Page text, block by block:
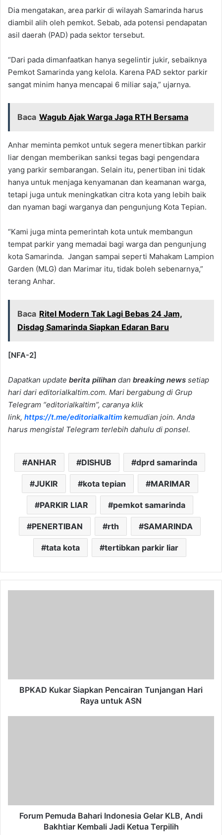
Dia mengatakan, area parkir di wilayah Samarinda harus
diambil alih oleh pemkot. Sebab, ada potensi pendapatan
asil daerah (PAD) pada sektor tersebut.
“Dari pada dimanfaatkan hanya segelintir jukir, sebaiknya
Pemkot Samarinda yang kelola. Karena PAD sektor parkir
sangat minim hanya mencapai 6 miliar saja,” ujarnya.
Baca Wagub Ajak Warga Jaga RTH Bersama
Anhar meminta pemkot untuk segera menertibkan parkir
liar dengan memberikan sanksi tegas bagi pengendara
yang parkir sembarangan. Selain itu, penertiban ini tidak
hanya untuk menjaga kenyamanan dan keamanan warga,
tetapi juga untuk meningkatkan citra kota yang lebih baik
dan nyaman bagi warganya dan pengunjung Kota Tepian.
“Kami juga minta pemerintah kota untuk membangun
tempat parkir yang memadai bagi warga dan pengunjung
kota Samarinda. Jangan sampai seperti Mahakam Lampion
Garden (MLG) dan Marimar itu, tidak boleh sebenarnya,”
terang Anhar.
Baca Ritel Modern Tak Lagi Bebas 24 Jam,
Disdag Samarinda Siapkan Edaran Baru
[NFA-2]
Dapatkan update berita pilihan dan breaking news setiap
hari dari editorialkaltim.com. Mari bergabung di Grup
Telegram “editorialkaltim”, caranya klik
link, https://t.me/editorialkaltim kemudian join. Anda
harus mengistal Telegram terlebih dahulu di ponsel.
ANHAR DISHUB dprd samarinda
JUKIR kota tepian MARIMAR
PARKIR LIAR pemkot samarinda
PENERTIBAN rth SAMARINDA
tata kota tertibkan parkir liar
ASN
BPKAD Kukar Siapkan Pencairan Tunjangan Hari
Raya untuk ASN
Kembali
Forum Pemuda Bahari Indonesia Gelar KLB, Andi
Bakhtiar Kembali Jadi Ketua Terpilih